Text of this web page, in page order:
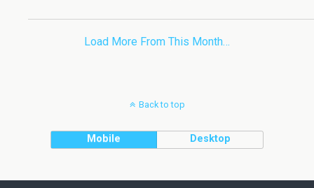
Load More From This Month…
Back to top
Mobile Desktop